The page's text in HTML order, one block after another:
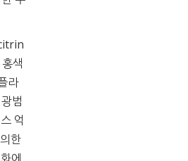
색
라
범
억
한